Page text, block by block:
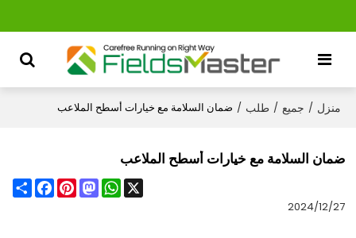
منزل / جميع / طلب / ضمان السلامة مع خيارات أسطح الملاعب
ضمان السلامة مع خيارات أسطح الملاعب
Share
FacebookPinterest
Mastodon
WhatsApp
X
2024/12/27